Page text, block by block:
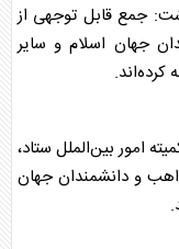
جمع قابل توجهی از
جهان اسلام و سایر
کرده‌اند.
امور بین‌الملل ستاد،
و مذاهب و دانشمندان جهان